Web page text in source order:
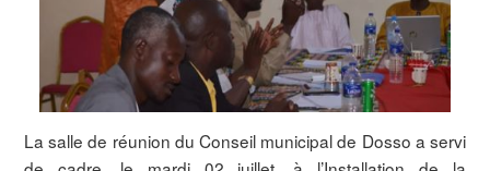
La salle de réunion du Conseil municipal de Dosso a servi